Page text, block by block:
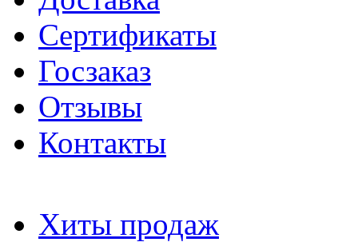
Сертификаты
Госзаказ
Отзывы
Контакты
Хиты продаж